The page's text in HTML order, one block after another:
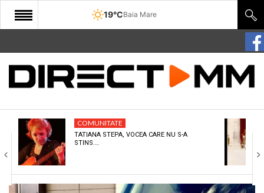
19°CBaia Mare
START
COMUNITATE
CULTURA
ECONOMIE
SANATATE
COMUNITATE
TATIANA STEPA, VOCEA CARE NU S-A
STINS.…